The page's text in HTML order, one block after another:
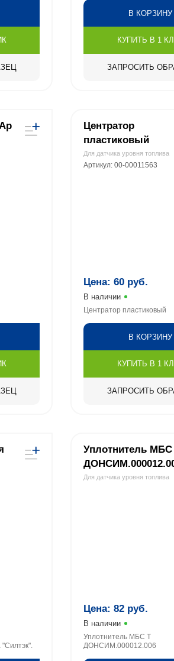
В КОРЗИНУ
КУПИТЬ В 1
ЗАПРОСИТЬ
Центратор
пластиковый
Для датчика уровня топлива
Артикул: 00-00011563
Цена: 60 руб.
В наличии
Центратор пластиковый
В КОРЗИНУ
КУПИТЬ В 1
ЗАПРОСИТЬ
Уплотнитель МБС
Для датчика уровня топлива
Цена: 82 руб.
В наличии
Уплотнитель МБС Т
ДОНСИМ.000012.006